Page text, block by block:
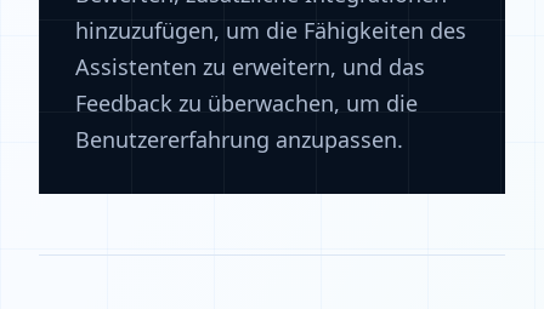
hinzuzufügen, um die Fähigkeiten des
Assistenten zu erweitern, und das
Feedback zu überwachen, um die
Benutzererfahrung anzupassen.